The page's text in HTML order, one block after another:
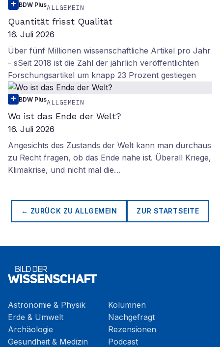
BDW PlusALLGEMEIN
Quantität frisst Qualität
16. Juli 2026
Über fünf Millionen wissenschaftliche Artikel pro Jahr
- sSeit 2018 ist die Zahl der jährlich veröffentlichten
Forschungsartikel um knapp 23 Prozent gestiegen
BDW PlusALLGEMEIN
Wo ist das Ende der Welt?
16. Juli 2026
Angesichts des Zustands der Welt kann man durchaus
zu Recht fragen, ob das Ende nahe ist. Überall Kriege,
Klimakrise, und nicht mal die…
← ZURÜCK ZUALLGEMEIN ZUR STARTSEITE
Astronomie & Physik
Erde & Umwelt
Archäologie
Gesundheit & Medizin
Kolumnen
Nachgefragt
Rezensionen
Podcast